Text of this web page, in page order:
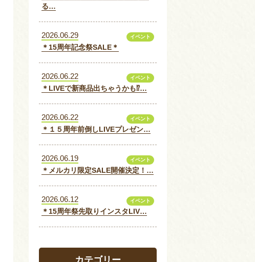
る…
2026.06.29 イベント
＊15周年記念祭SALE＊
2026.06.22 イベント
＊LIVEで新商品出ちゃうかも⁉…
2026.06.22 イベント
＊１５周年前倒しLIVEプレゼン…
2026.06.19 イベント
＊メルカリ限定SALE開催決定！…
2026.06.12 イベント
＊15周年祭先取りインスタLIV…
カテゴリー